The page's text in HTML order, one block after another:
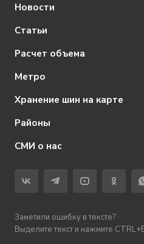
Новости
Статьи
Расчет объема
Метро
Хранение шин на карте
Районы
СМИ о нас
Заметили ошибку в тексте?
Выделите текст и нажмите